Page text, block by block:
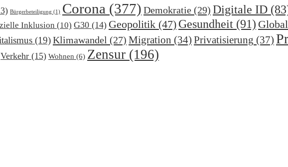
Bürgerbeteiligung (1) Corona (377) Demokratie (29) Digitale ID
Inklusion (10) G30 (14) Geopolitik (47) Gesundheit (91)
(19)Klimawandel (27) Migration (34) Privatisierung (37)
Verkehr (15) Wohnen (6) Zensur (196)